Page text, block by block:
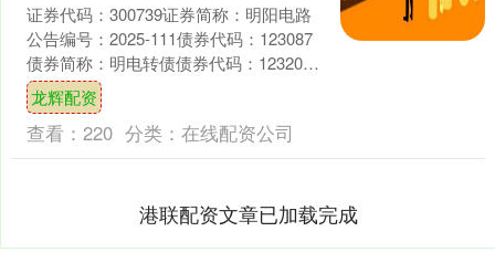
证券代码：300739证券简称：明阳电路
公告编号：2025-111债券代码：123087
债券简称：明电转债债券代码：123203
债券简称：明电转02深圳明阳电路....
龙辉配资
查看： 220 分类： 在线配资公司
港联配资文章已加载完成